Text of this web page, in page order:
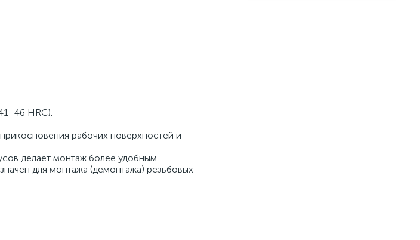
HRC).
рабочих поверхностей и
делает монтаж более удобным.
для монтажа (демонтажа) резьбовых